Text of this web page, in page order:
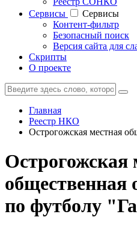
Cервисы
Cервисы
Контент-фильтр
Безопасный поиск
Версия сайта для
Скрипты
О проекте
Главная
Реестр НКО
Острогожская местная
Острогожская
общественная
по футболу